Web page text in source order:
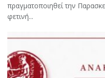
πραγματοποιηθεί την
φετινή...